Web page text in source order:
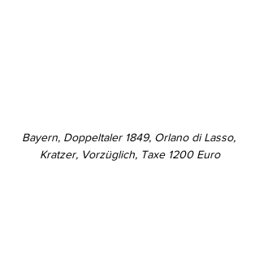
Bayern, Doppeltaler 1849, Orlano di Lasso,
Kratzer, Vorzüglich, Taxe 1200 Euro